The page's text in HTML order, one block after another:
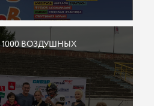
ВОЗДУШНЫХ